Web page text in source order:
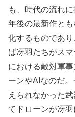
も、時代の流れ
年後の最新作と
化するものであ
ば冴羽たちがス
における敵対軍
ーンやAIなのだ
えられなかった
てドローンが冴